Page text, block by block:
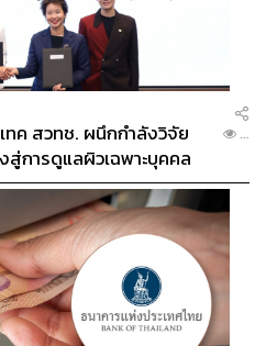
ศ.นพ.อภิชาติ บอกว่า
พร้อม 4 ด้าน ได้แก่ ด้านการ
การรักษาพยาบาล (Ready to
จัย (Ready to Discover) และ
แบ่งปัน (Ready to Share)
สร้างบุคลากรทางการ
มไทย
ทค สวทช. ผนึกกำลังวิจัย
การดูแลผิวเฉพาะบุคคล
...